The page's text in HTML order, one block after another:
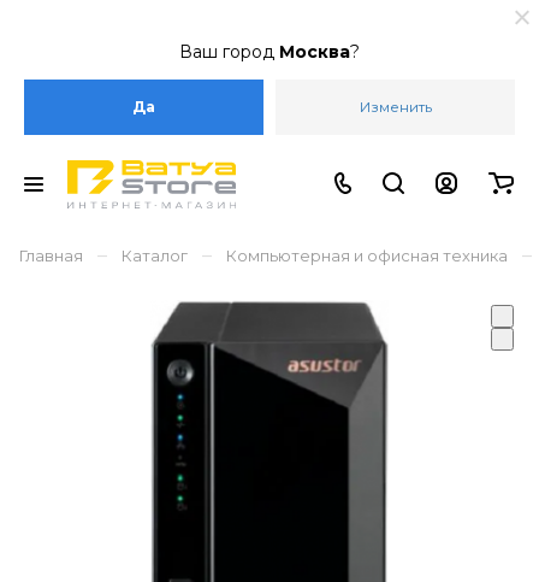
Ваш город Москва?
Да Изменить
Главная – Каталог – Компьютерная и офисная техника –